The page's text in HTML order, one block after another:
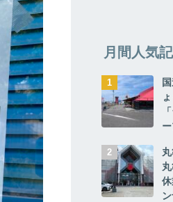
月間人気